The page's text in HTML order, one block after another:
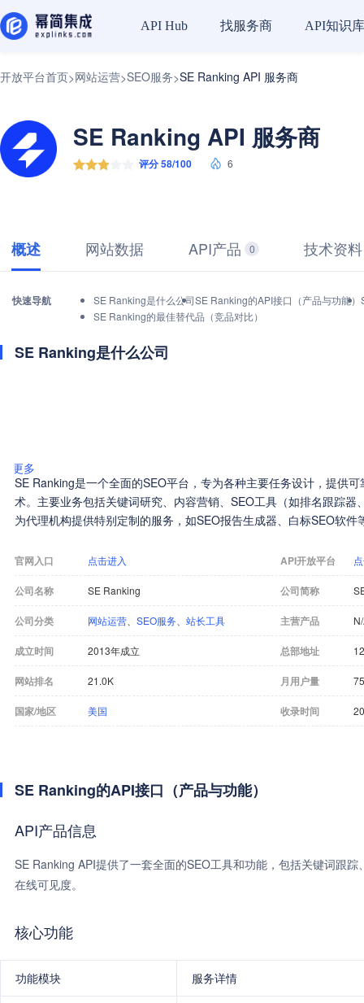
API Hub 找服务商 API知识库
开放平台首页>网站运营>SEO服务>SE Ranking API 服务商
SE Ranking API 服务商
评分 58/100 6
概述 网站数据 API产品 0 技术资料
快速导航 SE Ranking是什么公司SE Ranking的API接口（产品与功能）
SE Ranking的最佳替代品（竞品对比）
SE Ranking是什么公司
更多
SE Ranking是一个全面的SEO平台，专为各种主要任务设计，提供
术。主要业务包括关键词研究、内容营销、SEO工具（如排名跟踪器
为代理机构提供特别定制的服务，如SEO报告生成器、白标SEO软件
官网入口 点击进入 API开放平台
公司名称 SE Ranking 公司简称
公司分类 网站运营 SEO服务 站长工具 主营产品
成立时间 2013年成立 总部地址
网站排名 21.0K 月用户量
国家/地区 美国 收录时间
SE Ranking的API接口（产品与功能）
API产品信息
SE Ranking API提供了一套全面的SEO工具和功能，包括关键词跟
在线可见度。
核心功能
功能模块 服务详情